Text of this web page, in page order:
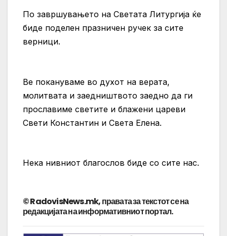
По завршувањето на Светата Литургија ќе
биде поделен празничен ручек за сите
верници.
Ве покануваме во духот на верата,
молитвата и заедништвото заедно да ги
прославиме светите и блажени цареви
Свети Константин и Света Елена.
Нека нивниот благослов биде со сите нас.
© RadovisNews.mk, правата за текстот се на
редакцијата на информативниот портал.